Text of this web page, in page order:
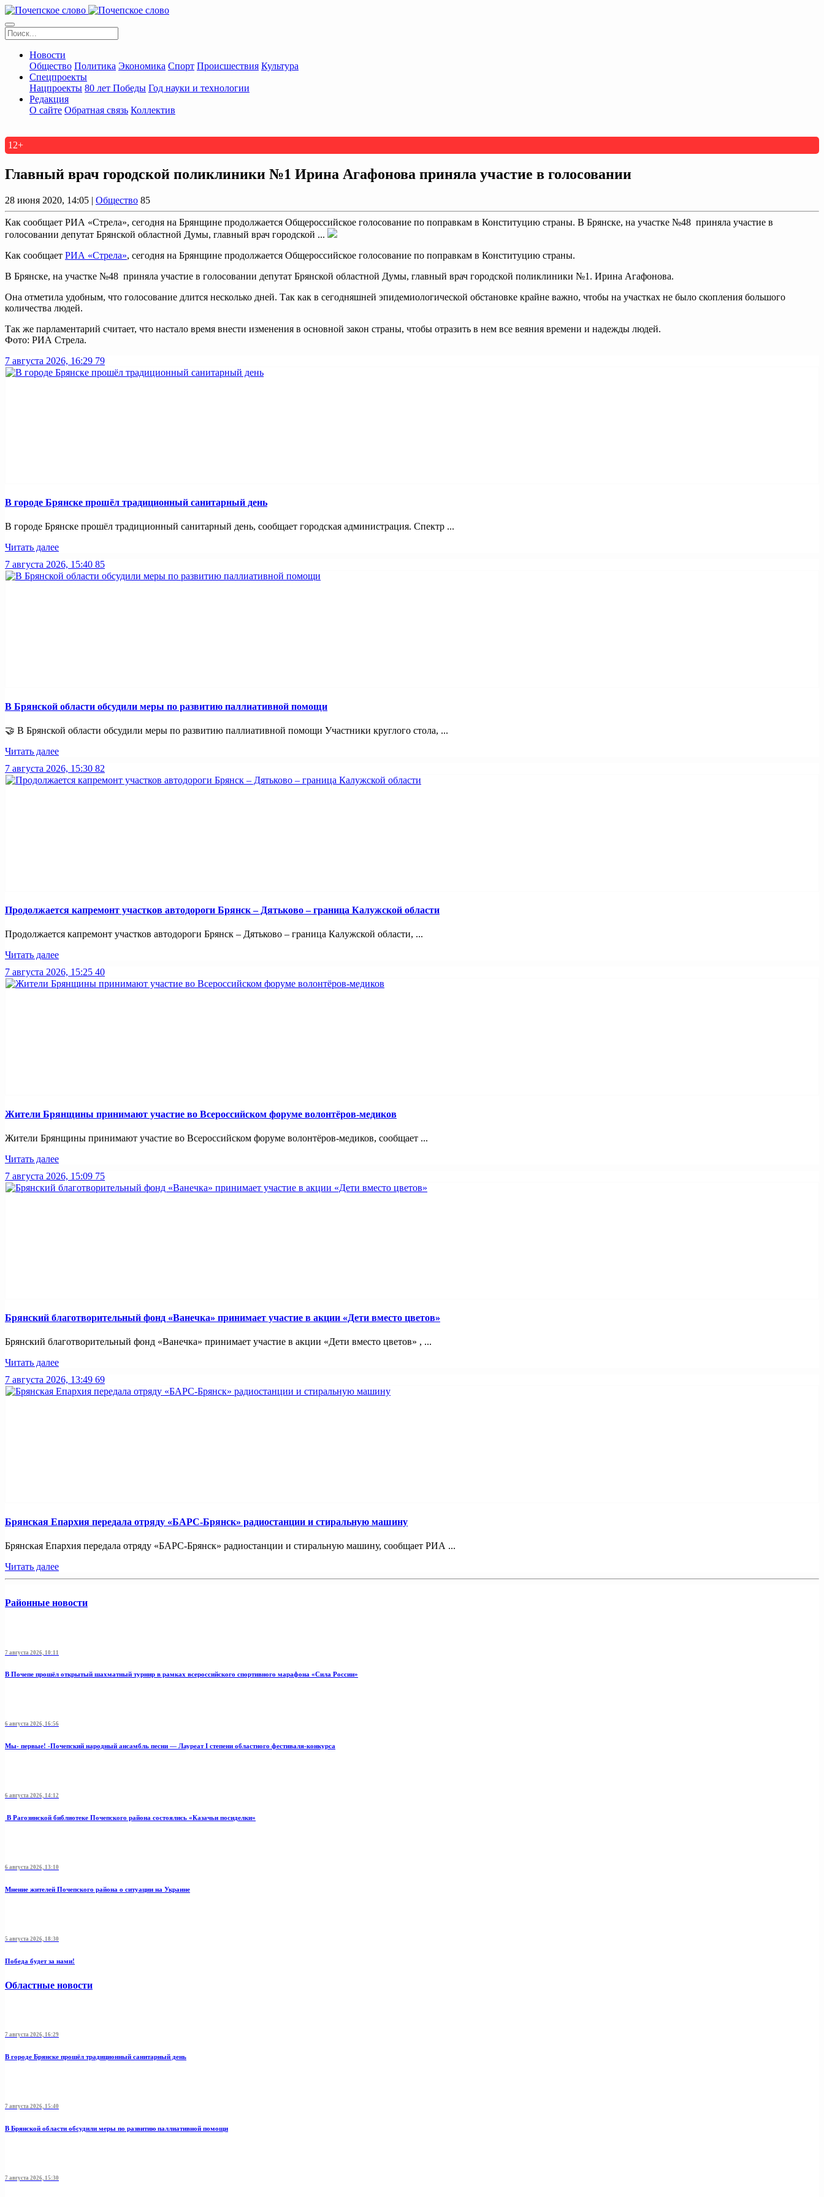
Новости
Общество Политика Экономика Спорт Происшествия Культура
Спецпроекты
Нацпроекты 80 лет Победы Год науки и технологии
Редакция
О сайте Обратная связь Коллектив
12+
Главный врач городской поликлиники №1 Ирина Агафонова приняла участие в голосовании
28 июня 2020, 14:05 | Общество 85
Как сообщает РИА «Стрела», сегодня на Брянщине продолжается Общероссийское голосование по поправкам в Конституцию страны. В Брянске, на участке №48 приняла участие в
голосовании депутат Брянской областной Думы, главный врач городской ...
Как сообщает РИА «Стрела», сегодня на Брянщине продолжается Общероссийское голосование по поправкам в Конституцию страны.
В Брянске, на участке №48 приняла участие в голосовании депутат Брянской областной Думы, главный врач городской поликлиники №1. Ирина Агафонова.
Она отметила удобным, что голосование длится несколько дней. Так как в сегодняшней эпидемиологической обстановке крайне важно, чтобы на участках не было скопления большого
количества людей.
Так же парламентарий считает, что настало время внести изменения в основной закон страны, чтобы отразить в нем все веяния времени и надежды людей.
Фото: РИА Стрела.
7 августа 2026, 16:29 79
В городе Брянске прошёл традиционный санитарный день
В городе Брянске прошёл традиционный санитарный день, сообщает городская администрация. Спектр ...
Читать далее
7 августа 2026, 15:40 85
В Брянской области обсудили меры по развитию паллиативной помощи
🤝 В Брянской области обсудили меры по развитию паллиативной помощи Участники круглого стола, ...
Читать далее
7 августа 2026, 15:30 82
Продолжается капремонт участков автодороги Брянск – Дятьково – граница Калужской области
Продолжается капремонт участков автодороги Брянск – Дятьково – граница Калужской области, ...
Читать далее
7 августа 2026, 15:25 40
Жители Брянщины принимают участие во Всероссийском форуме волонтёров-медиков
Жители Брянщины принимают участие во Всероссийском форуме волонтёров-медиков, сообщает ...
Читать далее
7 августа 2026, 15:09 75
Брянский благотворительный фонд «Ванечка» принимает участие в акции «Дети вместо цветов»
Брянский благотворительный фонд «Ванечка» принимает участие в акции «Дети вместо цветов» , ...
Читать далее
7 августа 2026, 13:49 69
Брянская Епархия передала отряду «БАРС-Брянск» радиостанции и стиральную машину
Брянская Епархия передала отряду «БАРС-Брянск» радиостанции и стиральную машину, сообщает РИА ...
Читать далее
Районные новости
7 августа 2026, 10:11
В Почепе прошёл открытый шахматный турнир в рамках всероссийского спортивного марафона «Сила России»
6 августа 2026, 16:56
Мы- первые! -Почепский народный ансамбль песни — Лауреат I степени областного фестиваля-конкурса
6 августа 2026, 14:12
В Рагозинской библиотеке Почепского района состоялись «Казачьи посиделки»
6 августа 2026, 13:10
Мнение жителей Почепского района о ситуации на Украине
5 августа 2026, 18:30
Победа будет за нами!
Областные новости
7 августа 2026, 16:29
В городе Брянске прошёл традиционный санитарный день
7 августа 2026, 15:40
В Брянской области обсудили меры по развитию паллиативной помощи
7 августа 2026, 15:30